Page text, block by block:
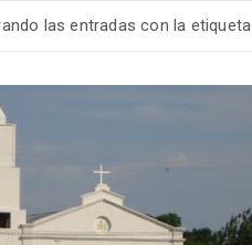
las entradas con la etiqueta